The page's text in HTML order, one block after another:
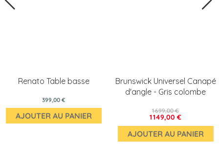
Renato Table basse
399,00 €
AJOUTER AU PANIER
Brunswick Universel Canapé
d'angle - Gris colombe
1 149,00 €
1 699,00 €
AJOUTER AU PANIER